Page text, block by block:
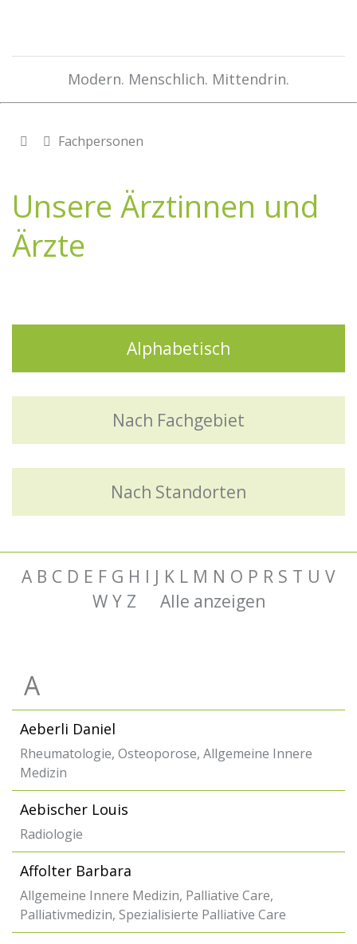
Modern. Menschlich. Mittendrin.
Fachpersonen
Unsere Ärztinnen und
Ärzte
Alphabetisch
Nach Fachgebiet
Nach Standorten
A B C D E F G H I J K L M N O P R S T U V
W Y Z Alle anzeigen
A
Aeberli Daniel
Rheumatologie, Osteoporose, Allgemeine Innere
Medizin
Aebischer Louis
Radiologie
Affolter Barbara
Allgemeine Innere Medizin, Palliative Care,
Palliativmedizin, Spezialisierte Palliative Care